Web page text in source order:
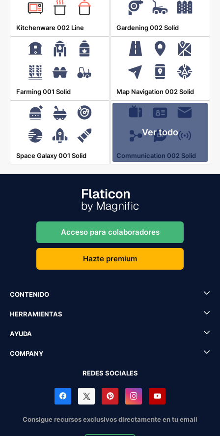
Kitchenware 002 Line Gardening 002 Solid
Farming 001 Solid Map Navigation 002 Solid
Space Galaxy 001 Solid
Ver todo
Communication 002 Solid
Acceso para colaboradores
Hazte premium
CONTENIDO
HERRAMIENTAS
AYUDA
COMPANY
REDES SOCIALES
Consigue recursos exclusivos directamente en tu email